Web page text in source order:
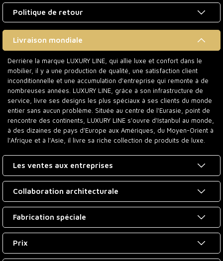
Politique de retour
Livraison mondiale
Derrière la marque LUXURY LINE, qui allie luxe et confort dans le
mobilier, il y a une production de qualité, une satisfaction client
inconditionnelle et une accumulation d'entreprise qui remonte à de
nombreuses années. LUXURY LINE, grâce à son infrastructure de
service, livre ses designs les plus spéciaux à ses clients du monde
entier sans aucun problème. Située au centre de l'Eurasie, point de
rencontre des continents, LUXURY LINE s'ouvre d'Istanbul au monde,
à des dizaines de pays d'Europe aux Amériques, du Moyen-Orient à
l'Afrique et à l'Asie, il livre sa riche collection de produits de luxe.
Les ventes aux entreprises
Collaboration architecturale
Fabrication spéciale
Prix